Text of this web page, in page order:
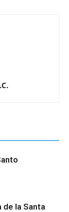
de la Santa